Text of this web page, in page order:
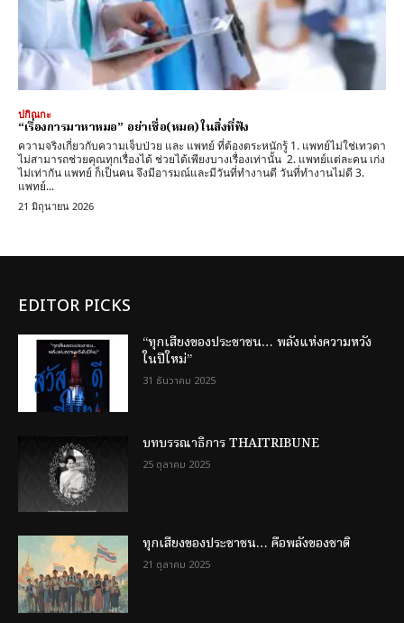
ปกิณกะ
“เรื่องการมาหาหมอ” อย่าเชื่อ(หมด) ในสิ่งที่ฟัง
ความจริงเกี่ยวกับความเจ็บป่วย และ แพทย์ ที่ต้องตระหนักรู้ 1. แพทย์ไม่ใช่เทวดา
ไม่สามารถช่วยคุณทุกเรื่องได้ ช่วยได้เพียงบางเรื่องเท่านั้น 2. แพทย์แต่ละคน เก่ง
ไม่เท่ากัน แพทย์ ก็เป็นคน จึงมีอารมณ์และมีวันที่ทำงานดี วันที่ทำงานไม่ดี 3.
แพทย์...
21 มิถุนายน 2026
EDITOR PICKS
“ทุกเสียงของประชาชน… พลังแห่งความหวัง
ในปีใหม่”
31 ธันวาคม 2025
บทบรรณาธิการ THAITRIBUNE
25 ตุลาคม 2025
ทุกเสียงของประชาชน… คือพลังของชาติ
21 ตุลาคม 2025